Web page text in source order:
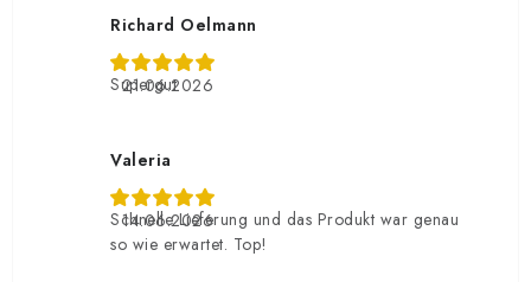
Richard Oelmann
21.06.2026
Supergut
Valeria
14.06.2026
Schnelle Lieferung und das Produkt war genau
so wie erwartet. Top!